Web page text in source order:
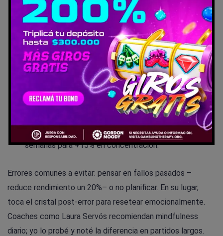
Entrenamiento específico (3 veces/semana, 45
min): Defiende la red mientras globos van a esquinas;
usa apps como Stroop para atención. Lleva un diario
post-sesión de emociones.
Durante el partido: Diálogo interno positivo como
‘paciencia, globo alto’. Ignora el marcador; apunta a
cero errores no forzados.
: Analiza errores (no más del
20% en foco mental) y visualiza mejoras. Repite 4
semanas para +15% en concentración.
Errores comunes a evitar: pensar en fallos pasados –
reduce rendimiento un 20%– o no planificar. En su lugar,
toca el cristal post-error para resetear emocionalmente.
Coaches como Laura Servós recomiendan mindfulness
diario; yo lo probé y noté la diferencia en partidos largos.